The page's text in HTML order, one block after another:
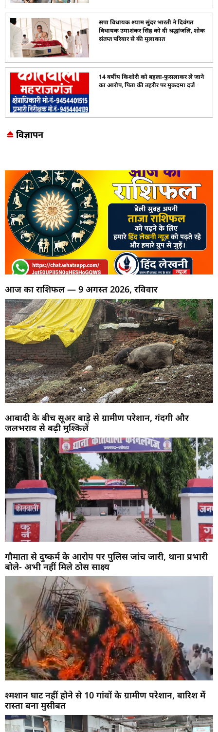
सपा विधायक श्याम सुंदर भारती ने दिवंगत
विधायक उमाशंकर सिंह को दी श्रद्धांजलि, शोक
संतप्त परिवार से की मुलाकात
14 वर्षीय किशोरी को बहला-फुसलाकर ले जाने
का आरोप, पिता की तहरीर पर मुकदमा दर्ज
विज्ञापन
आज का राशिफल — 9 अगस्त 2026, रविवार
आबादी के बीच सूअर बाड़े से ग्रामीण परेशान, गंदगी और
जलभराव से बढ़ी मुश्किलें
गौमाता से दुष्कर्म के आरोप पर पुलिस जांच जारी, थाना प्रभारी
बोले- अभी नहीं मिले ठोस साक्ष्य
श्मशान घाट नहीं होने से 10 गांवों के ग्रामीण परेशान, बारिश में
रास्ता बना मुसीबत